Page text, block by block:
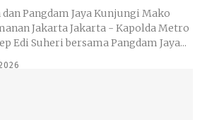
Pangdam Jaya Kunjungi Mako
- Kapolda Metro
Edi Suheri bersama Pangdam Jaya...